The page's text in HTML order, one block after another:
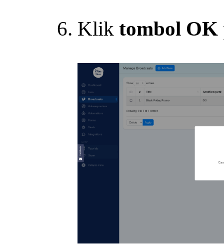
Klik tombol OK